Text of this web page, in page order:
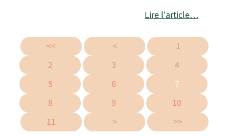
Lire l'article…
<< <
1
2
3
4
5
6
7
8
9
10
11
> >>